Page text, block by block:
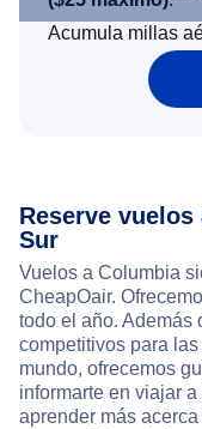
Acumula millas
Reserve vuelos
Sur
Vuelos a Columbia
CheapOair.
todo el año. Además
competitivos para
mundo, ofrecemos
informarte en viajar
aprender más